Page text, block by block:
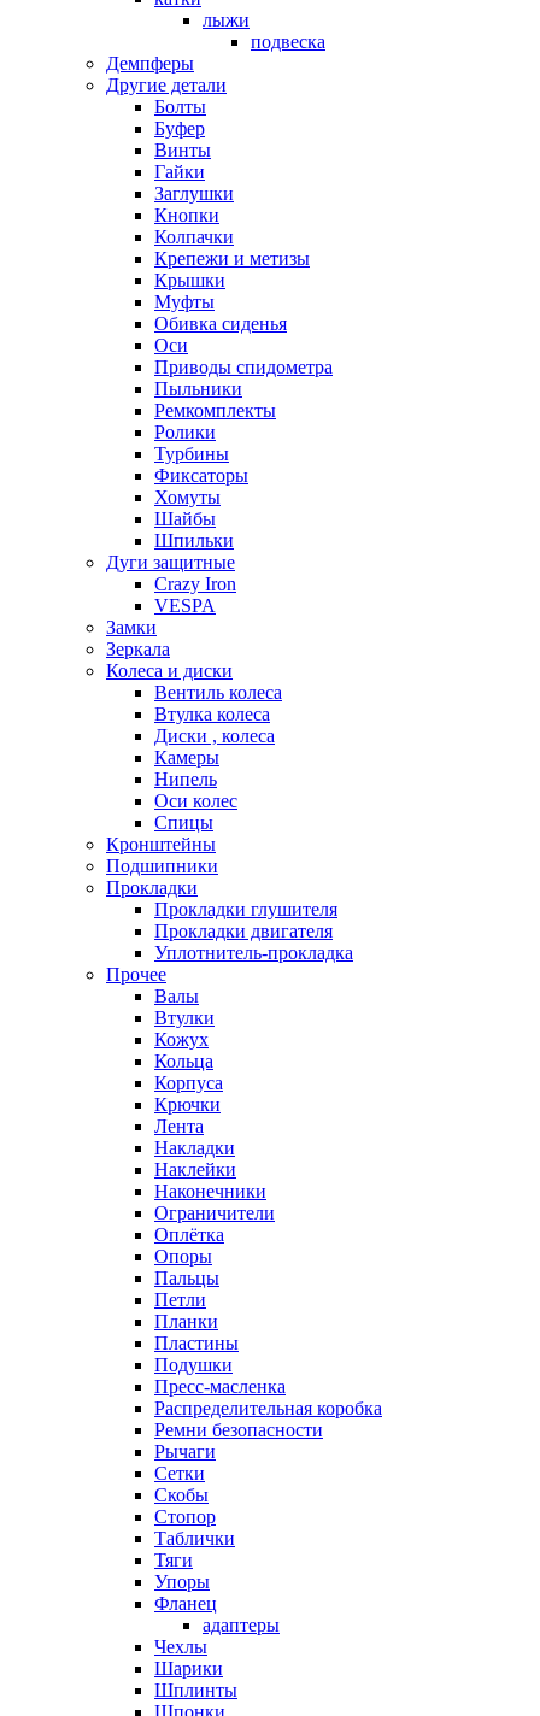
лыжи
подвеска
Демпферы
Другие детали
Болты
Буфер
Винты
Гайки
Заглушки
Кнопки
Колпачки
Крепежи и метизы
Крышки
Муфты
Обивка сиденья
Оси
Приводы спидометра
Пыльники
Ремкомплекты
Ролики
Турбины
Фиксаторы
Хомуты
Шайбы
Шпильки
Дуги защитные
Crazy Iron
VESPA
Замки
Зеркала
Колеса и диски
Вентиль колеса
Втулка колеса
Диски , колеса
Камеры
Нипель
Оси колес
Спицы
Кронштейны
Подшипники
Прокладки
Прокладки глушителя
Прокладки двигателя
Уплотнитель-прокладка
Прочее
Валы
Втулки
Кожух
Кольца
Корпуса
Крючки
Лента
Накладки
Наклейки
Наконечники
Ограничители
Оплётка
Опоры
Пальцы
Петли
Планки
Пластины
Подушки
Пресс-масленка
Распределительная коробка
Ремни безопасности
Рычаги
Сетки
Скобы
Стопор
Таблички
Тяги
Упоры
Фланец
адаптеры
Чехлы
Шарики
Шплинты
Шпонки